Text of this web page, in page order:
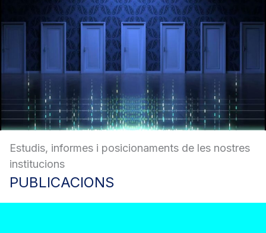
Estudis, informes i posicionaments de les nostres
institucions
PUBLICACIONS